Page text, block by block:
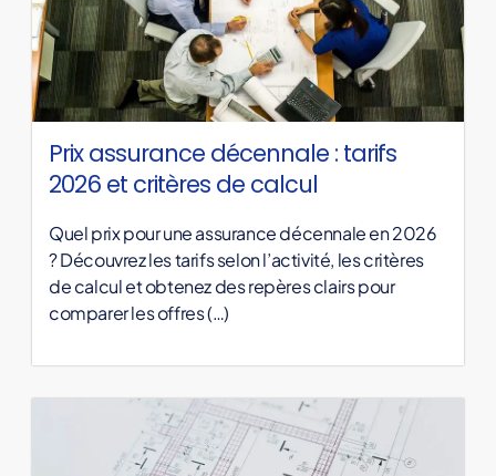
Prix assurance décennale : tarifs
2026 et critères de calcul
Quel prix pour une assurance décennale en 2026
? Découvrez les tarifs selon l’activité, les critères
de calcul et obtenez des repères clairs pour
comparer les offres (…)